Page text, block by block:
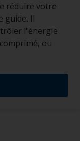
réduire votre
guide. Il
l'énergie
ou